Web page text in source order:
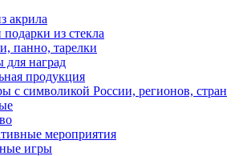
акрила
из стекла
панно, тарелки
для наград
продукция
с символикой России, регионов, стран
мероприятия
игры